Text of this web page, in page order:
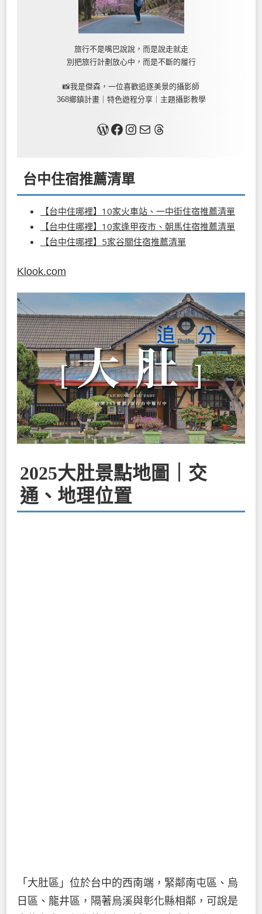
旅行不是嘴巴說說，而是說走就走
別把旅行計劃放心中，而是不斷的履行
📸我是傑森，一位喜歡追逐美景的攝影師
368鄉鎮計畫｜特色遊程分享｜主題攝影教學
關於我Facebook InstagramMail Threads
台中住宿推薦清單
【台中住哪裡】10家火車站、一中街住宿推薦清單
【台中住哪裡】10家逢甲夜市、朝馬住宿推薦清單
【台中住哪裡】5家谷關住宿推薦清單
Klook.com
2025大肚景點地圖｜交
通、地理位置
「大肚區」位於台中的西南端，緊鄰南屯區、烏
日區、龍井區，隔著烏溪與彰化縣相鄰，可說是